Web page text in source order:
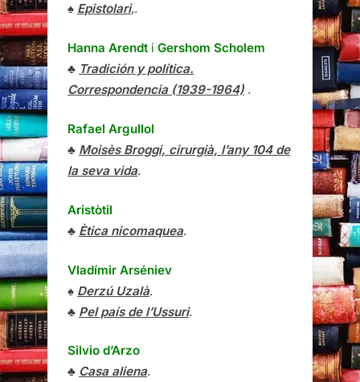
♠ Epistolari,.
Hanna Arendt i Gershom Scholem
♣ Tradición y política.
Correspondencia (1939-1964) .
Rafael Argullol
♣ Moisès Broggi, cirurgià, l’any 104 de
la seva vida.
Aristòtil
♣ Ètica nicomaquea.
Vladímir Arséniev
♠ Derzú Uzalà.
♣ Pel país de l’Ussuri.
Silvio d’Arzo
♣ Casa aliena.